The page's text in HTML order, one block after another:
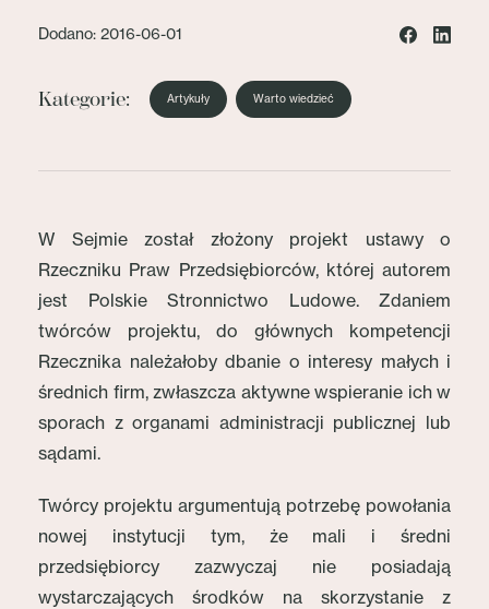
Dodano: 2016-06-01
Kategorie: Artykuły Warto wiedzieć
W Sejmie został złożony projekt ustawy o
Rzeczniku Praw Przedsiębiorców, której autorem
jest Polskie Stronnictwo Ludowe. Zdaniem
twórców projektu, do głównych kompetencji
Rzecznika należałoby dbanie o interesy małych i
średnich firm, zwłaszcza aktywne wspieranie ich w
sporach z organami administracji publicznej lub
sądami.
Twórcy projektu argumentują potrzebę powołania
nowej instytucji tym, że mali i średni
przedsiębiorcy zazwyczaj nie posiadają
wystarczających środków na skorzystanie z